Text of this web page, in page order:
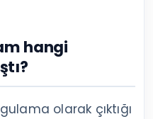
hangi
olarak çıktığı